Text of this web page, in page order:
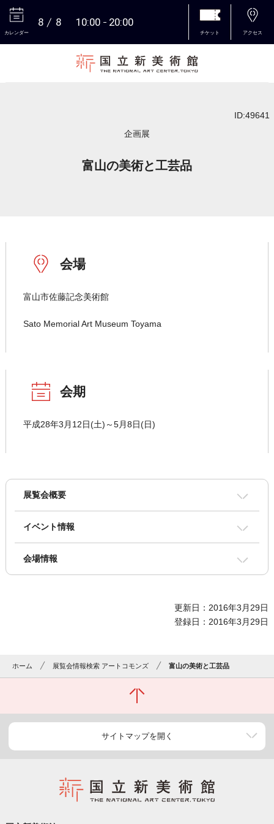
カレンダー
8 8 10:00 20:00
チケット アクセス
ID:49641
企画展
富山の美術と工芸品
会場
富山市佐藤記念美術館
Sato Memorial Art Museum Toyama
会期
平成28年3月12日(土)～5月8日(日)
展覧会概要
イベント情報
会場情報
更新日：2016年3月29日
登録日：2016年3月29日
ホーム 展覧会情報検索 アートコモンズ 富山の美術と工芸品
サイトマップを開く